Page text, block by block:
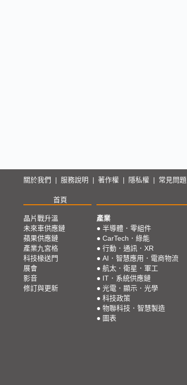
關於我們 服務說明 著作權 隱私權 常見問題
首頁
晶片戰升溫
未來車供應鏈
蘋果供應鏈
產業九宮格
科技椽送門
展會
影音
修訂與更新
產業
● 半導體．零組件
● CarTech．綠能
● 行動．通訊．XR
● AI．智慧應用．電商物流
● 航太．衛星．軍工
● IT．系統供應鏈
● 光電．顯示．光學
● 科技政策
● 物聯科技．智慧製造
● 圖表